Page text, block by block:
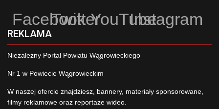
Facebook
TwitterYouTubeInstagram
REKLAMA
Niezależny Portal Powiatu Wągrowieckiego
Nr 1 w Powiecie Wągrowieckim
W naszej ofercie znajdziesz, bannery, materiały sponsorowane,
filmy reklamowe oraz reportaże wideo.